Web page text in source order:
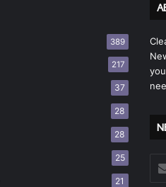
389
217
37
28
28
25
21
tu